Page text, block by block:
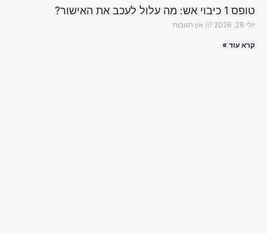
טופס 1 כיבוי אש: מה עלול לעכב את האישור?
יולי 28, 2026 אין תגובות
קרא עוד »